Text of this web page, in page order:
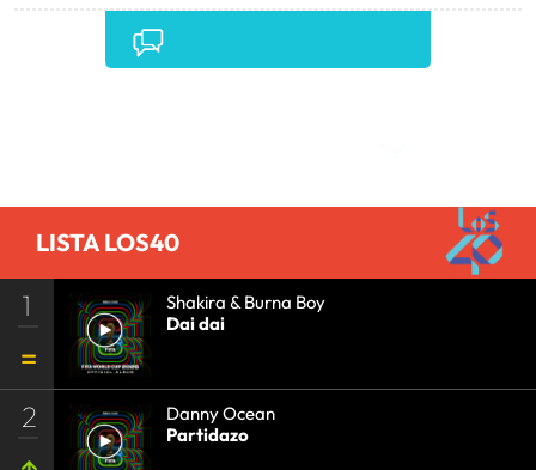
CONFECCIÓN•COMERCIO•INDUSTRIA•
LISTA LOS40
1
Shakira & Burna Boy
Dai dai
2
Danny Ocean
Partidazo